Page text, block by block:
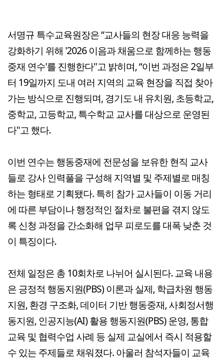
서명규 특수교육원장은 “교사들의 현장 대응 능력을
강화하기 위해 '2026 이음과 채움으로 함께하는 행동
중재 연수'를 진행한다"고 밝히며, “이번 과정은 2일부
터 19일까지 도내 여러 지역의 교육 현장을 직접 찾아
가는 방식으로 진행되며, 경기도 내 유치원, 초등학교,
중학교, 고등학교, 특수학교 교사를 대상으로 운영된
다"고 했다.
이번 연수는 행동중재에 전문성을 보유한 현직 교사
들로 강사 인력풀을 구성해 지역별 및 주제별로 매칭
하는 형태로 기획됐다. 특히 참가 교사들이 이동 거리
에 따른 부담이나 행정적인 절차로 불편을 겪지 않도
록 신청 과정을 간소화해 업무 피로도를 대폭 낮춘 것
이 특징이다.
전체 일정은 총 10회차로 나뉘어 실시된다. 교육 내용
은 긍정적 행동지원(PBS) 이론과 실제, 학급차원 행동
지원, 환경 구조화, 데이터 기반 행동중재, 사회정서행
동지원, 인공지능(AI) 활용 행동지원(PBS) 운영, 통합
교육 및 협력수업 사례 등 실제 교실에서 즉시 적용할
수 있는 주제들로 채워졌다. 아울러 참석자들이 교육